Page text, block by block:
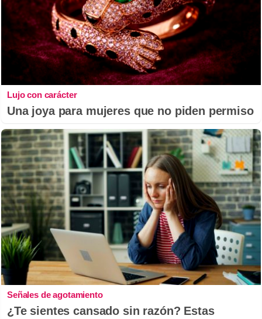
Lujo con carácter
Una joya para mujeres que no piden permiso
Señales de agotamiento
¿Te sientes cansado sin razón? Estas